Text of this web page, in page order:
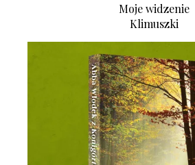
Moje widzenie
Klimuszki